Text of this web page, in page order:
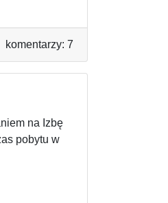
komentarzy: 7
na Izbę
pobytu w